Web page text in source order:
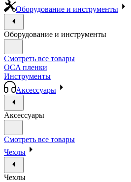
Оборудование и инструменты
Оборудование и инструменты
Смотреть все товары
OCA пленки
Инструменты
Аксессуары
Аксессуары
Смотреть все товары
Чехлы
Чехлы